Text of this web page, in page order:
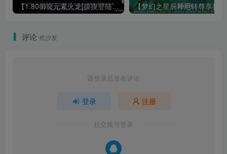
【1.80御龍元素火龙[摸摸登陆器]】战神引擎WIN服务端+GM工具+充值后台+双端+架设教程
评论 抢沙发
请登录后发表评论
登录 注册
社交账号登录